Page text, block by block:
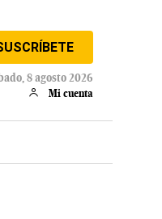
8 agosto 2026
Mi cuenta